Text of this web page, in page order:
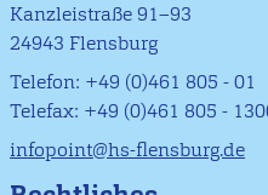
Kanzleistraße 91–93
24943 Flensburg
Telefon: +49 (0)461 805 - 01
Telefax: +49 (0)461 805 -
infopoint@hs-flensburg.de